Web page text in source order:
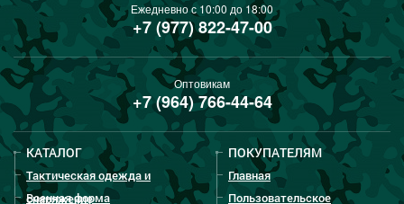
Ежедневно с 10:00 до 18:00
+7 (977) 822-47-00
Оптовикам
+7 (964) 766-44-64
КАТАЛОГ
Тактическая одежда и
снаряжение
Военная форма
ПОКУПАТЕЛЯМ
Главная
Пользовательское